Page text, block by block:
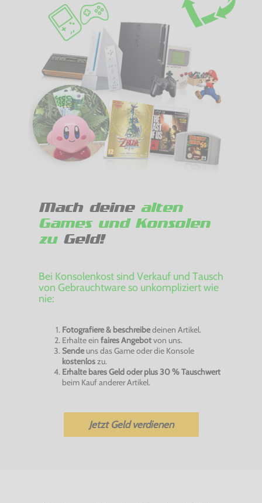
Mach deine alten
Games und Konsolen
zuGeld!
Bei Konsolenkost sind Verkauf und Tausch
von Gebrauchtware so unkompliziert wie
nie:
Fotografiere & beschreibedeinen Artikel.
Erhalte ein faires Angebotvon uns.
Sendeuns das Game oder die Konsole
kostenloszu.
Erhalte bares Geld oder plus 30 % Tauschwert
beim Kauf anderer Artikel.
Jetzt Geld verdienen